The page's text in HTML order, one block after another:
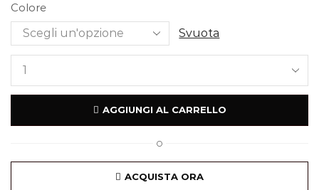
Colore
Svuota
AGGIUNGI AL CARRELLO
O
ACQUISTA ORA